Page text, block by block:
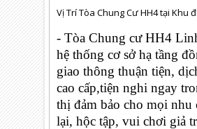
Vị Trí Tòa Chung Cư HH4 tại Khu
- Tòa Chung cư HH4
hệ thống cơ sở hạ tầng
giao thông thuận tiện,
cao cấp,tiện nghi ngay
thị đảm bảo cho mọi nhu
lại, hộc tập, vui chơi giả